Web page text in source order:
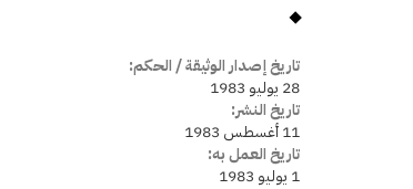
تاريخ إصدار الوثيقة / الحكم:
28 يوليو 1983
تاريخ النشر:
11 أغسطس 1983
تاريخ العمل به:
1 يوليو 1983